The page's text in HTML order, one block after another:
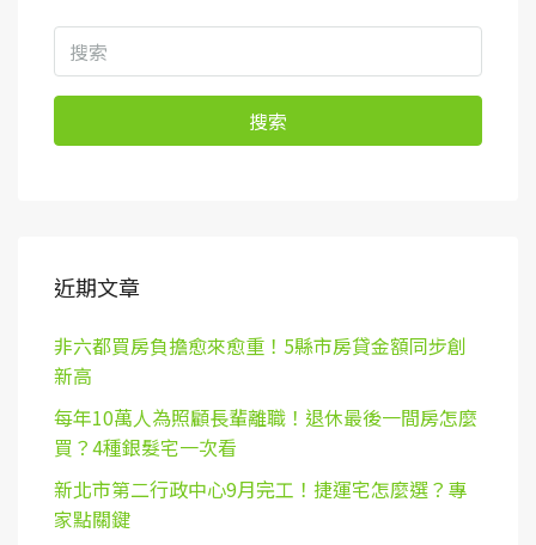
搜索
近期文章
非六都買房負擔愈來愈重！5縣市房貸金額同步創
新高
每年10萬人為照顧長輩離職！退休最後一間房怎麼
買？4種銀髮宅一次看
新北市第二行政中心9月完工！捷運宅怎麼選？專
家點關鍵